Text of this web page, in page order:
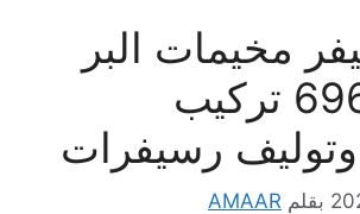
مخيمات البر
69622724 تركيب
رسيفرات
بقلم AMAAR